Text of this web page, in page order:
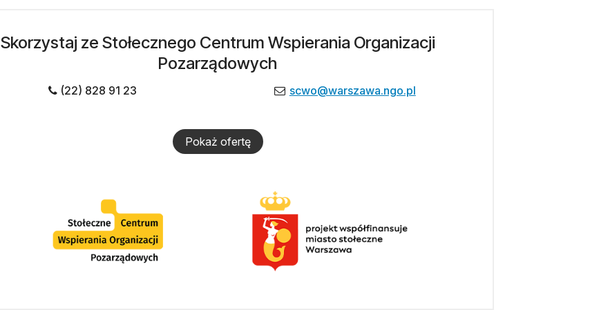
Skorzystaj ze Stołecznego Centrum Wspierania Organizacji
Pozarządowych
(22) 828 91 23 scwo@warszawa.ngo.pl
Pokaż ofertę